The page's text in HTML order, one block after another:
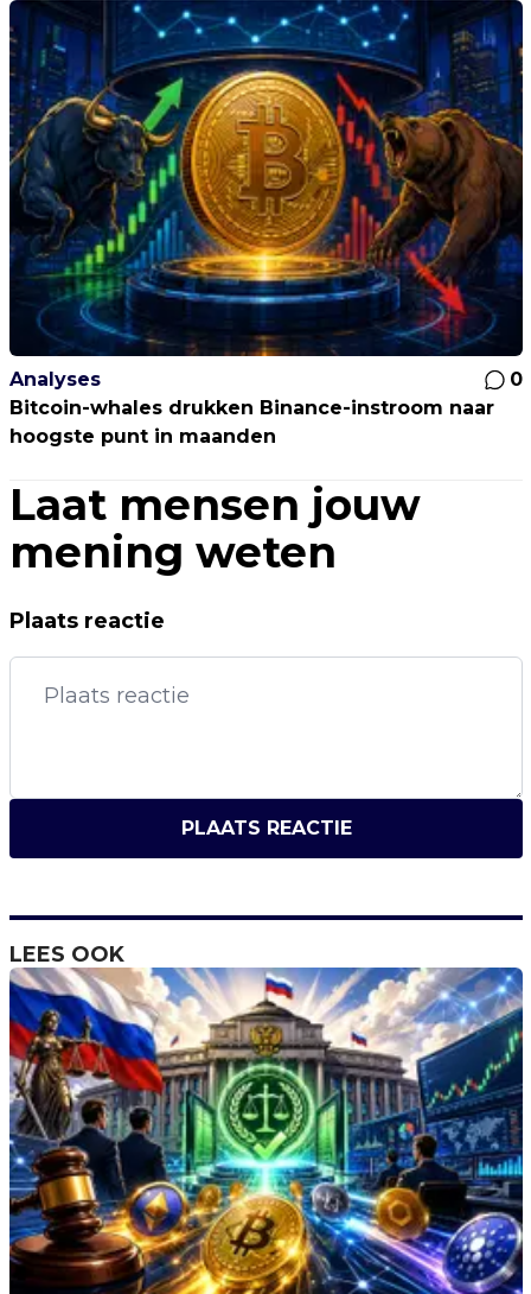
Analyses
0
Bitcoin-whales drukken Binance-instroom naar
hoogste punt in maanden
Laat mensen jouw
mening weten
Plaats reactie
PLAATS REACTIE
LEES OOK